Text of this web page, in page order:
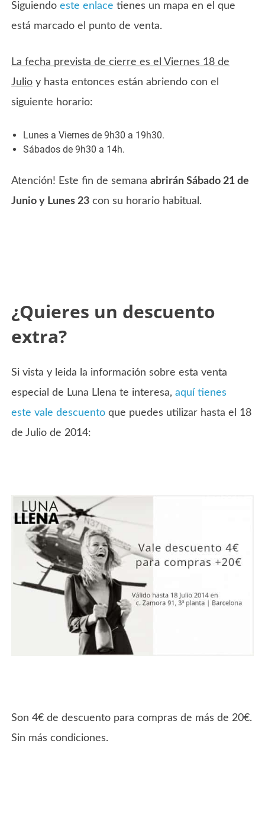
Siguiendoeste enlace tienes un mapa en el que
está marcado el punto de venta.
La fecha prevista de cierre es el Viernes 18 de
Julio y hasta entonces están abriendo con el
siguiente horario:
Lunes a Viernes de 9h30 a 19h30.
Sábados de 9h30 a 14h.
Atención! Este fin de semanaabrirán Sábado 21 de
Junio y Lunes 23 con su horario habitual.
¿Quieres un descuento
extra?
Si vista y leida la información sobre esta venta
especial de Luna Llena te interesa,aquí tienes
este vale descuento que puedes utilizar hasta el 18
de Julio de 2014:
Son 4€ de descuento para compras de más de 20€.
Sin más condiciones.